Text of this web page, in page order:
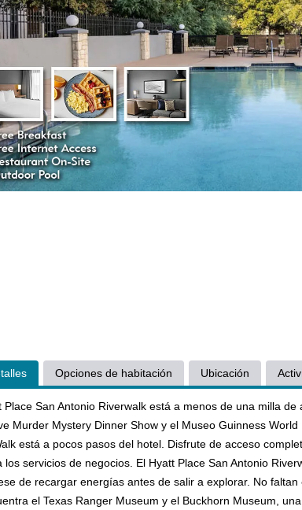
Opciones de habitación Ubicación
Place San Antonio Riverwalk está a menos de una milla
Murder Mystery Dinner Show y el Museo Guinness
está a pocos pasos del hotel. Disfrute de acceso
los servicios de negocios. El Hyatt Place San Antonio
de recargar energías antes de salir a explorar. No
el Texas Ranger Museum y el Buckhorn Museum,